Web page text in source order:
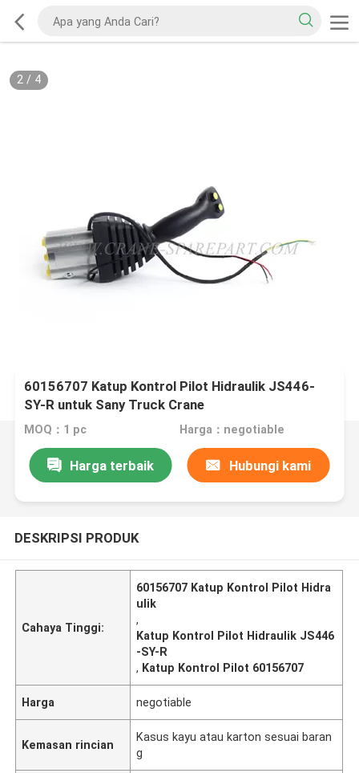
2/ 4
60156707 Katup Kontrol Pilot Hidraulik JS446-
SY-R untuk Sany Truck Crane
MOQ：1 pc Harga：negotiable
Harga terbaik Hubungi kami
DESKRIPSI PRODUK
Cahaya Tinggi:
60156707 Katup Kontrol Pilot Hidra
ulik
,
Katup Kontrol Pilot Hidraulik JS446
-SY-R
, Katup Kontrol Pilot 60156707
Harga negotiable
Kemasan rincian
Kasus kayu atau karton sesuai baran
g